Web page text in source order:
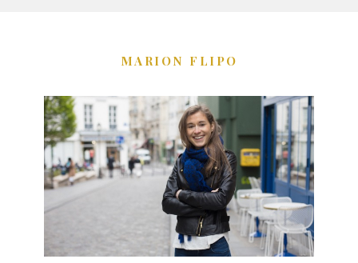
MARION FLIPO